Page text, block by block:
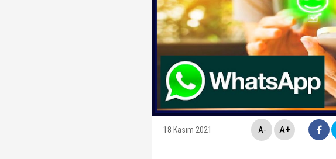
Ünlüler soruşturmasında yeni
Yükseliş üst üste 3. gününe taşındı...
12 maddelik "çerçeve yasa
İzmit Belediyesi'nde 'rüşvet
18 Kasım 2021 A- A+